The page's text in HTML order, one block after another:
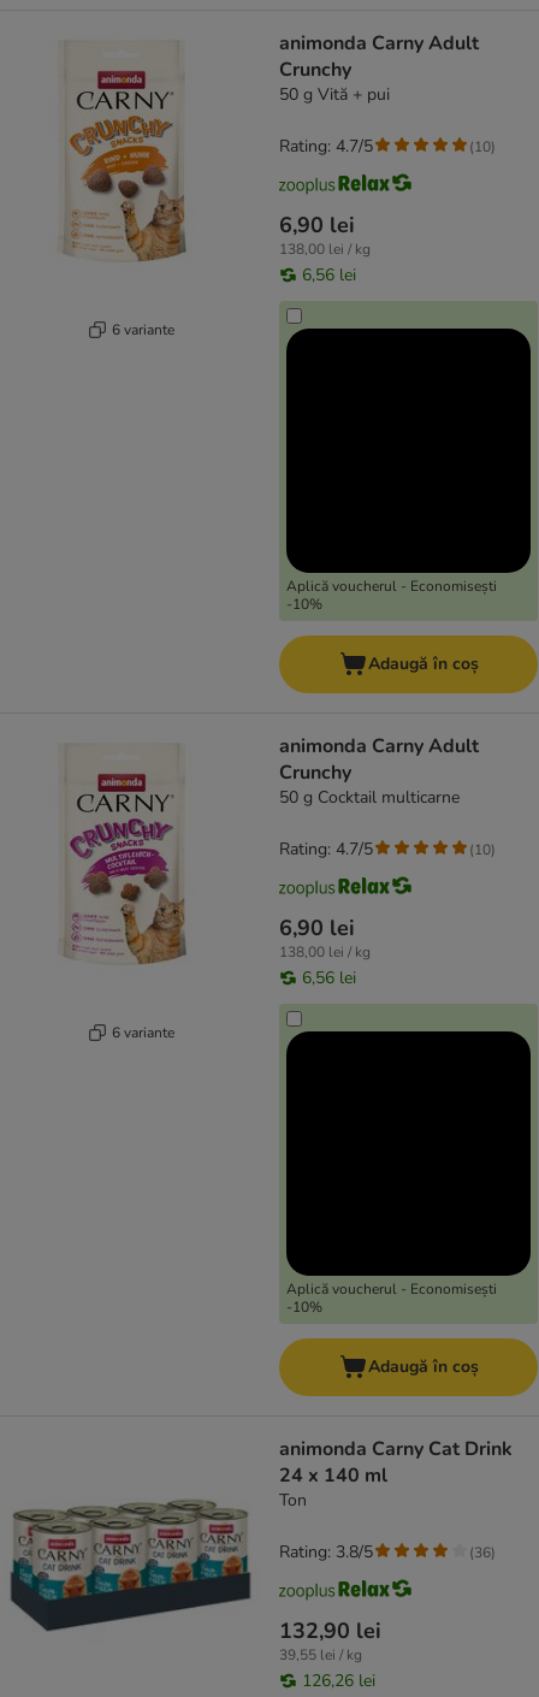
6 variante
animonda Carny Adult
Crunchy
50 g Vită + pui
6,90 lei
138,00 lei / kg
6,56 lei
Aplică voucherul - Economisești
-10%
Rating: 4.7/5 (10)
Adaugă în coș
6 variante
animonda Carny Adult
Crunchy
50 g Cocktail multicarne
6,90 lei
138,00 lei / kg
6,56 lei
Aplică voucherul - Economisești
-10%
Rating: 4.7/5 (10)
Adaugă în coș
animonda Carny Cat Drink
24 x 140 ml
Ton
132,90 lei
39,55 lei / kg
126,26 lei
Rating: 3.8/5 (36)